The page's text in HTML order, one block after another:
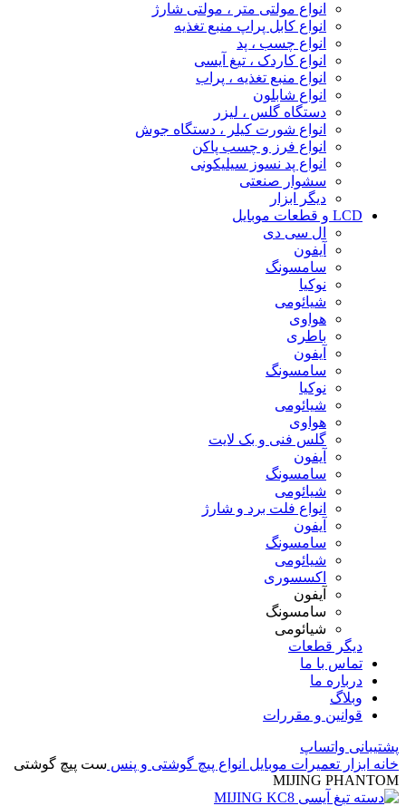
انواع مولتی متر ، مولتی شارژ
انواع کابل پراپ منبع تغذیه
انواع چسب ، پد
انواع کاردک ، تیغ آیسی
انواع منبع تغذیه ، پراب
انواع شابلون
دستگاه گلس ، لیزر
انواع شورت کیلر ، دستگاه جوش
انواع فرز و چسب پاکن
انواع پد نسوز سیلیکونی
سشوار صنعتی
دیگر ابزار
LCD و قطعات موبایل
ال سی دی
آیفون
سامسونگ
نوکیا
شیائومی
هواوی
باطری
آیفون
سامسونگ
نوکیا
شیائومی
هواوی
گلس فنی و بک لایت
آیفون
سامسونگ
شیائومی
انواع فلت برد و شارژ
آیفون
سامسونگ
شیائومی
اکسسوری
آیفون
سامسونگ
شیائومی
دیگر قطعات
تماس با ما
درباره ما
وبلاگ
قوانین و مقررات
پشتیبانی واتساپ
خانه ابزار تعمیرات موبایل انواع پیچ گوشتی و پنس ست پیچ گوشتی
MIJING PHANTOM